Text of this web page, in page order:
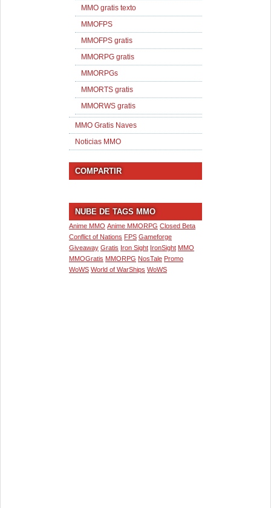
MMO gratis texto
MMOFPS
MMOFPS gratis
MMORPG gratis
MMORPGs
MMORTS gratis
MMORWS gratis
MMO Gratis Naves
Noticias MMO
COMPARTIR
NUBE DE TAGS MMO
Anime MMO Anime MMORPG Closed Beta
Conflict of Nations FPS Gameforge
Giveaway Gratis Iron Sight IronSight MMO
MMOGratis MMORPG NosTale Promo
WoWS World of WarShips WoWS